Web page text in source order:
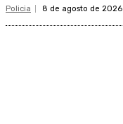
Policia 8 de agosto de 2026